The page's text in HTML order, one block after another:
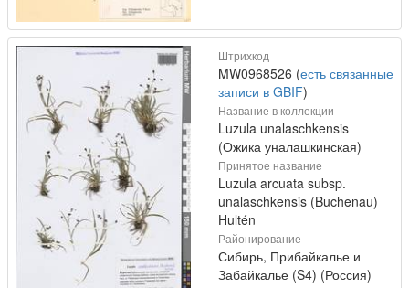
Штрихкод
MW0968526 (есть связанные
записи в GBIF)
Название в коллекции
Luzula unalaschkensis
(Ожика уналашкинская)
Принятое название
Luzula arcuata subsp.
unalaschkensis (Buchenau)
Hultén
Районирование
Сибирь, Прибайкалье и
Забайкалье (S4) (Россия)